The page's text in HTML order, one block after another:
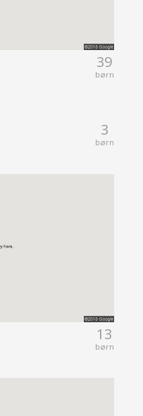
39
børn
3
børn
13
børn